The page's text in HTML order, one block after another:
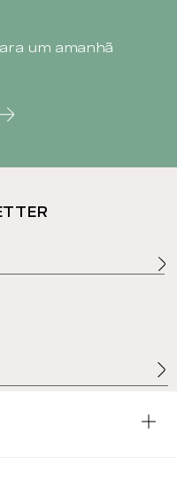
um amanhã